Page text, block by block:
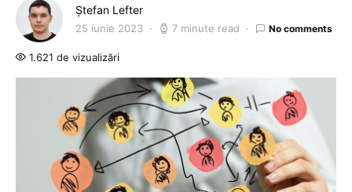
Ștefan Lefter
25 iunie 2023 7 minute read No comments
1.621 de vizualizări